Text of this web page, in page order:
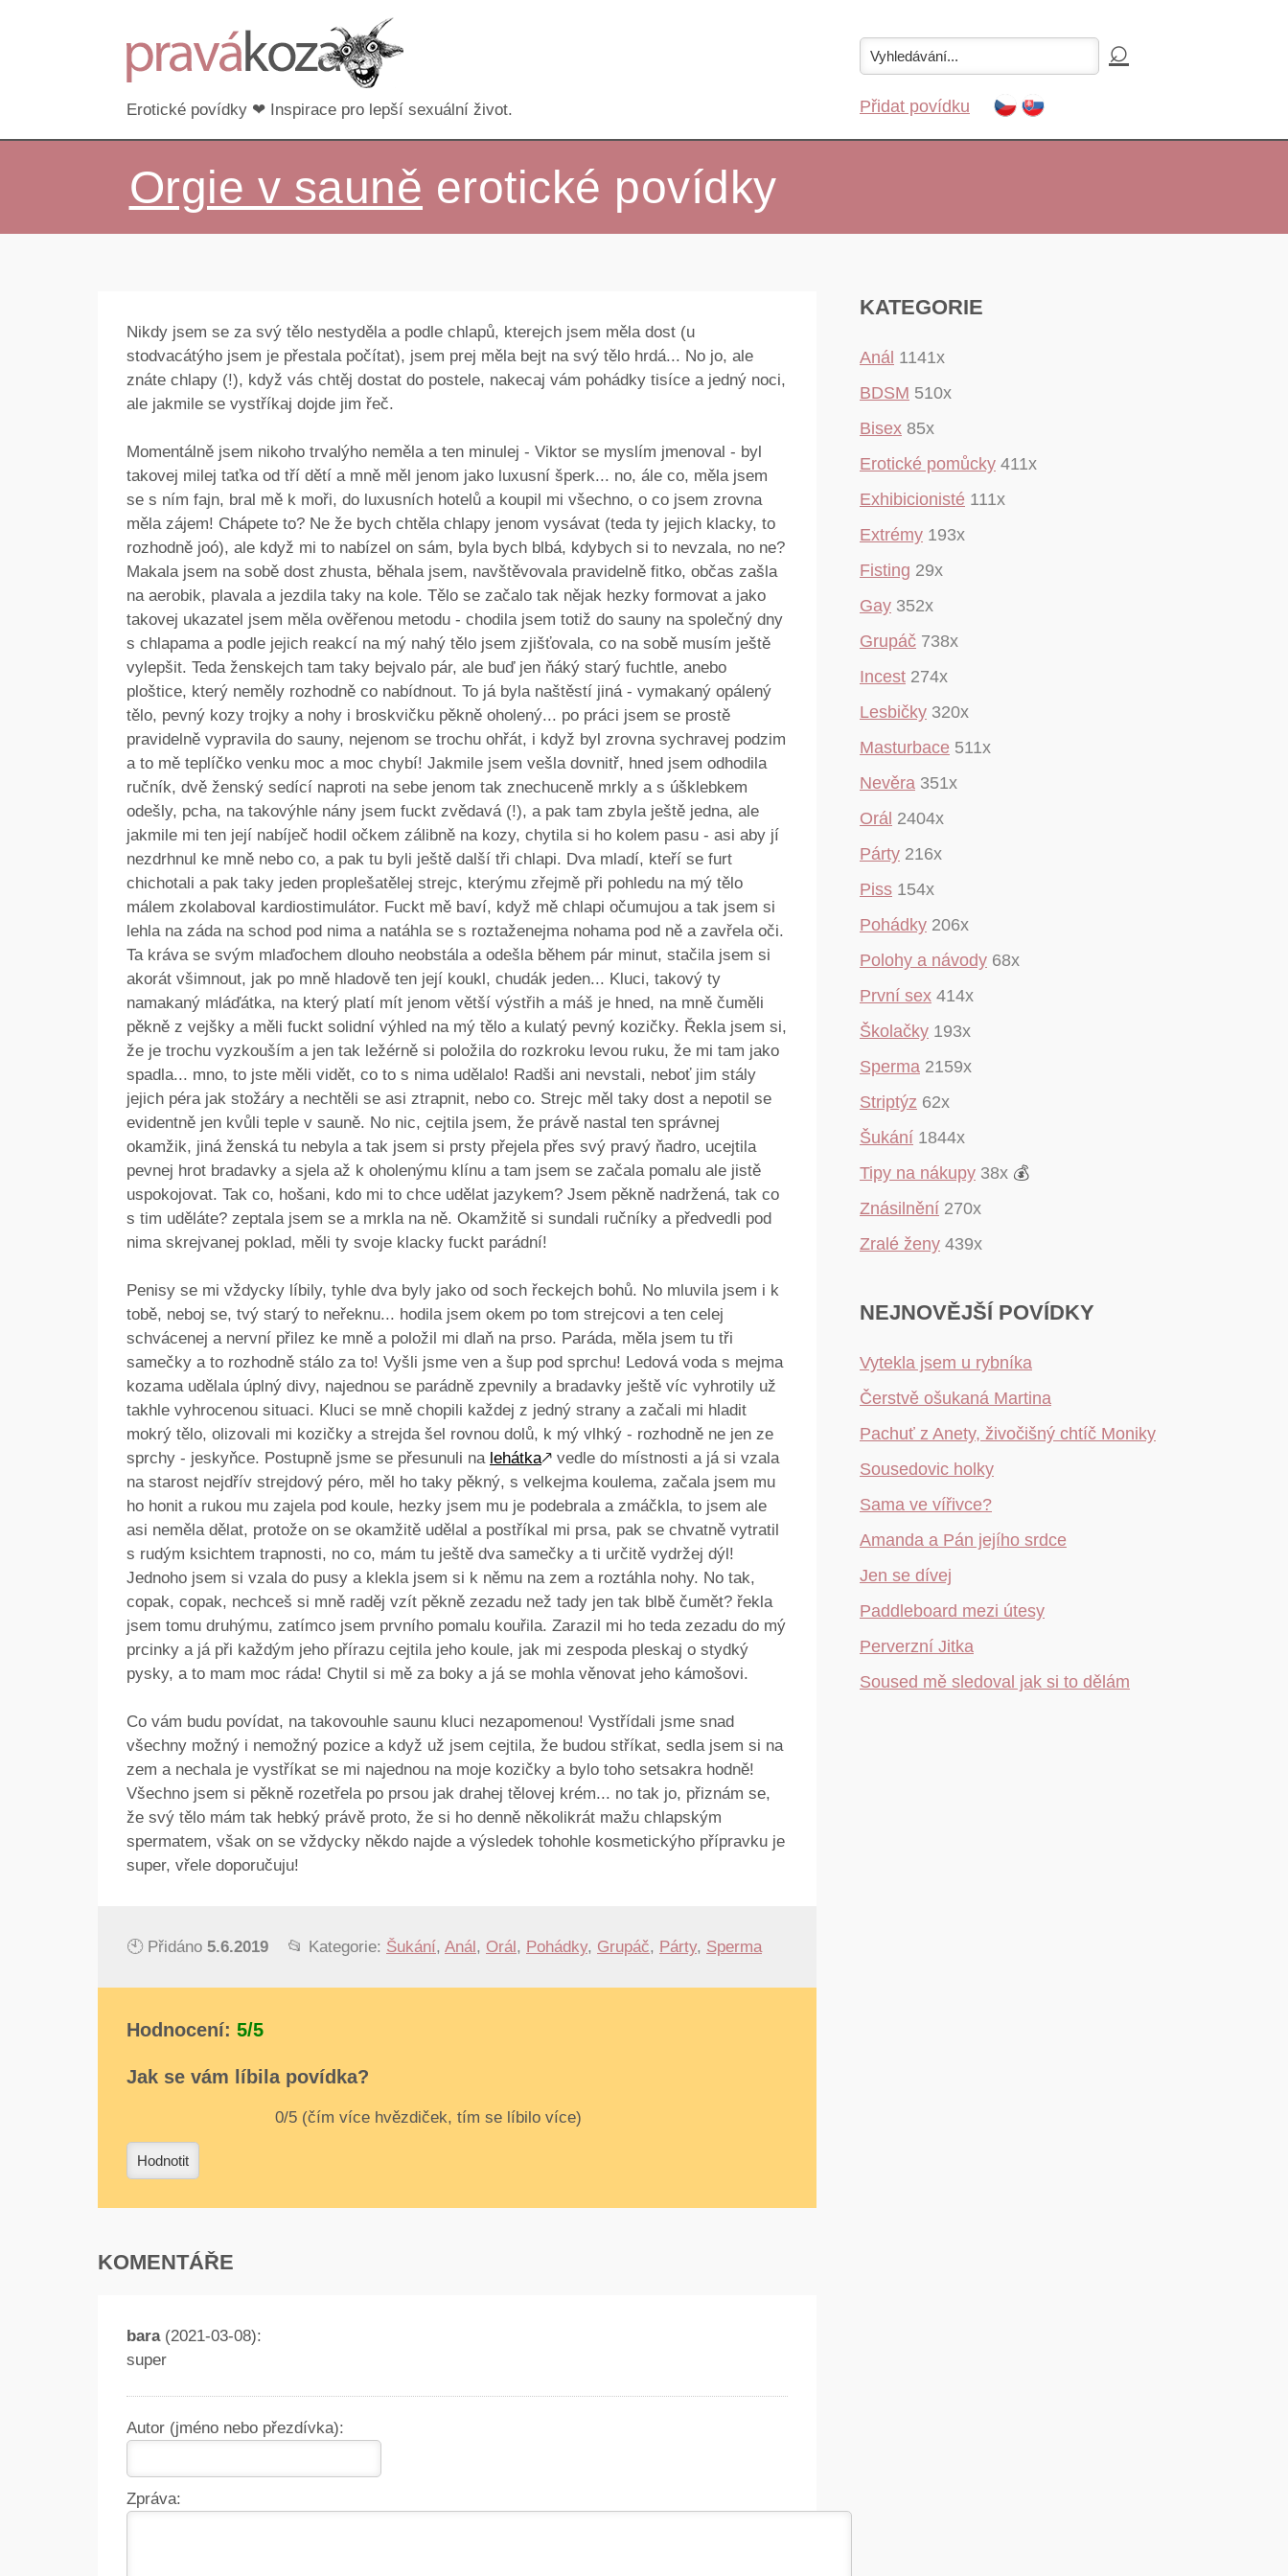
Erotické povídky ❤ Inspirace pro lepší sexuální život. Přidat povídku
Orgie v sauně erotické povídky
Nikdy jsem se za svý tělo nestyděla a podle chlapů, kterejch jsem měla dost (u
stodvacátýho jsem je přestala počítat), jsem prej měla bejt na svý tělo hrdá... No jo, ale
znáte chlapy (!), když vás chtěj dostat do postele, nakecaj vám pohádky tisíce a jedný noci,
ale jakmile se vystříkaj dojde jim řeč.
Momentálně jsem nikoho trvalýho neměla a ten minulej - Viktor se myslím jmenoval - byl
takovej milej taťka od tří dětí a mně měl jenom jako luxusní šperk... no, ále co, měla jsem
se s ním fajn, bral mě k moři, do luxusních hotelů a koupil mi všechno, o co jsem zrovna
měla zájem! Chápete to? Ne že bych chtěla chlapy jenom vysávat (teda ty jejich klacky, to
rozhodně joó), ale když mi to nabízel on sám, byla bych blbá, kdybych si to nevzala, no ne?
Makala jsem na sobě dost zhusta, běhala jsem, navštěvovala pravidelně fitko, občas zašla
na aerobik, plavala a jezdila taky na kole. Tělo se začalo tak nějak hezky formovat a jako
takovej ukazatel jsem měla ověřenou metodu - chodila jsem totiž do sauny na společný dny
s chlapama a podle jejich reakcí na mý nahý tělo jsem zjišťovala, co na sobě musím ještě
vylepšit. Teda ženskejch tam taky bejvalo pár, ale buď jen ňáký starý fuchtle, anebo
ploštice, který neměly rozhodně co nabídnout. To já byla naštěstí jiná - vymakaný opálený
tělo, pevný kozy trojky a nohy i broskvičku pěkně oholený... po práci jsem se prostě
pravidelně vypravila do sauny, nejenom se trochu ohřát, i když byl zrovna sychravej podzim
a to mě teplíčko venku moc a moc chybí! Jakmile jsem vešla dovnitř, hned jsem odhodila
ručník, dvě ženský sedící naproti na sebe jenom tak znechuceně mrkly a s úšklebkem
odešly, pcha, na takovýhle nány jsem fuckt zvědavá (!), a pak tam zbyla ještě jedna, ale
jakmile mi ten její nabíječ hodil očkem zálibně na kozy, chytila si ho kolem pasu - asi aby jí
nezdrhnul ke mně nebo co, a pak tu byli ještě další tři chlapi. Dva mladí, kteří se furt
chichotali a pak taky jeden proplešatělej strejc, kterýmu zřejmě při pohledu na mý tělo
málem zkolaboval kardiostimulátor. Fuckt mě baví, když mě chlapi očumujou a tak jsem si
lehla na záda na schod pod nima a natáhla se s roztaženejma nohama pod ně a zavřela oči.
Ta kráva se svým mlaďochem dlouho neobstála a odešla během pár minut, stačila jsem si
akorát všimnout, jak po mně hladově ten její koukl, chudák jeden... Kluci, takový ty
namakaný mláďátka, na který platí mít jenom větší výstřih a máš je hned, na mně čuměli
pěkně z vejšky a měli fuckt solidní výhled na mý tělo a kulatý pevný kozičky. Řekla jsem si,
že je trochu vyzkouším a jen tak ležérně si položila do rozkroku levou ruku, že mi tam jako
spadla... mno, to jste měli vidět, co to s nima udělalo! Radši ani nevstali, neboť jim stály
jejich péra jak stožáry a nechtěli se asi ztrapnit, nebo co. Strejc měl taky dost a nepotil se
evidentně jen kvůli teple v sauně. No nic, cejtila jsem, že právě nastal ten správnej
okamžik, jiná ženská tu nebyla a tak jsem si prsty přejela přes svý pravý ňadro, ucejtila
pevnej hrot bradavky a sjela až k oholenýmu klínu a tam jsem se začala pomalu ale jistě
uspokojovat. Tak co, hošani, kdo mi to chce udělat jazykem? Jsem pěkně nadržená, tak co
s tim uděláte? zeptala jsem se a mrkla na ně. Okamžitě si sundali ručníky a předvedli pod
nima skrejvanej poklad, měli ty svoje klacky fuckt parádní!
Penisy se mi vždycky líbily, tyhle dva byly jako od soch řeckejch bohů. No mluvila jsem i k
tobě, neboj se, tvý starý to neřeknu... hodila jsem okem po tom strejcovi a ten celej
schvácenej a nervní přilez ke mně a položil mi dlaň na prso. Paráda, měla jsem tu tři
samečky a to rozhodně stálo za to! Vyšli jsme ven a šup pod sprchu! Ledová voda s mejma
kozama udělala úplný divy, najednou se parádně zpevnily a bradavky ještě víc vyhrotily už
takhle vyhrocenou situaci. Kluci se mně chopili každej z jedný strany a začali mi hladit
mokrý tělo, olizovali mi kozičky a strejda šel rovnou dolů, k mý vlhký - rozhodně ne jen ze
sprchy - jeskyňce. Postupně jsme se přesunuli na lehátka🡕 vedle do místnosti a já si vzala
na starost nejdřív strejdový péro, měl ho taky pěkný, s velkejma koulema, začala jsem mu
ho honit a rukou mu zajela pod koule, hezky jsem mu je podebrala a zmáčkla, to jsem ale
asi neměla dělat, protože on se okamžitě udělal a postříkal mi prsa, pak se chvatně vytratil
s rudým ksichtem trapnosti, no co, mám tu ještě dva samečky a ti určitě vydržej dýl!
Jednoho jsem si vzala do pusy a klekla jsem si k němu na zem a roztáhla nohy. No tak,
copak, copak, nechceš si mně raděj vzít pěkně zezadu než tady jen tak blbě čumět? řekla
jsem tomu druhýmu, zatímco jsem prvního pomalu kouřila. Zarazil mi ho teda zezadu do mý
prcinky a já při každým jeho přírazu cejtila jeho koule, jak mi zespoda pleskaj o stydký
pysky, a to mam moc ráda! Chytil si mě za boky a já se mohla věnovat jeho kámošovi.
Co vám budu povídat, na takovouhle saunu kluci nezapomenou! Vystřídali jsme snad
všechny možný i nemožný pozice a když už jsem cejtila, že budou stříkat, sedla jsem si na
zem a nechala je vystříkat se mi najednou na moje kozičky a bylo toho setsakra hodně!
Všechno jsem si pěkně rozetřela po prsou jak drahej tělovej krém... no tak jo, přiznám se,
že svý tělo mám tak hebký právě proto, že si ho denně několikrát mažu chlapským
spermatem, však on se vždycky někdo najde a výsledek tohohle kosmetickýho přípravku je
super, vřele doporučuju!
🕙 Přidáno 5.6.2019 📂 Kategorie: Šukání, Anál, Orál, Pohádky, Grupáč, Párty, Sperma
Hodnocení: 5/5
Jak se vám líbila povídka?
Hodnotit
KOMENTÁŘE
bara(2021-03-08):
super
Autor (jméno nebo přezdívka):
Zpráva:
KATEGORIE
Anál 1141x
BDSM 510x
Bisex 85x
Erotické pomůcky 411x
Exhibicionisté 111x
Extrémy 193x
Fisting 29x
Gay 352x
Grupáč 738x
Incest 274x
Lesbičky 320x
Masturbace 511x
Nevěra 351x
Orál 2404x
Párty 216x
Piss 154x
Pohádky 206x
Polohy a návody 68x
První sex 414x
Školačky 193x
Sperma 2159x
Striptýz 62x
Šukání 1844x
Tipy na nákupy 38x 💰
Znásilnění 270x
Zralé ženy 439x
NEJNOVĚJŠÍ POVÍDKY
Vytekla jsem u rybníka
Čerstvě ošukaná Martina
Pachuť z Anety, živočišný chtíč Moniky
Sousedovic holky
Sama ve vířivce?
Amanda a Pán jejího srdce
Jen se dívej
Paddleboard mezi útesy
Perverzní Jitka
Soused mě sledoval jak si to dělám